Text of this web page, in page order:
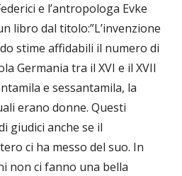
e l’antropologa Evke
libro dal titolo:”L’invenzione
stime affidabili il numero di
Germania tra il XVI e il XVII
e sessantamila, la
erano donne. Questi
giudici anche se il
ci ha messo del suo. In
non ci fanno una bella